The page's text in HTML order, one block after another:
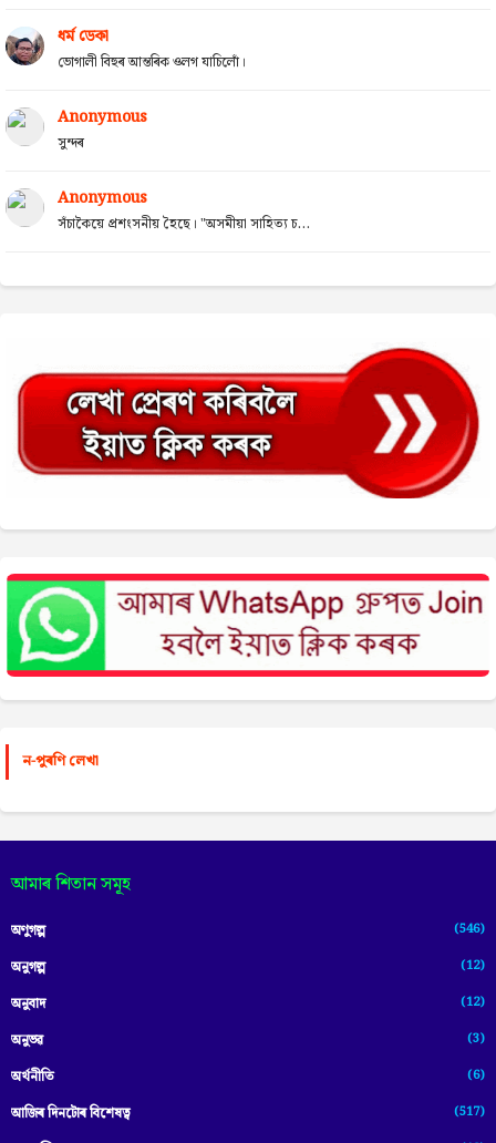
ধৰ্ম ডেকা
ভোগালী বিহুৰ আন্তৰিক ওলগ যাচিলোঁ।
Anonymous
সুন্দৰ
Anonymous
সঁচাকৈয়ে প্ৰশংসনীয় হৈছে। "অসমীয়া সাহিত্য চ...
ন-পুৰণি লেখা
আমাৰ শিতান সমূহ
অণুগল্প (546)
অনুগল্প (12)
অনুবাদ (12)
অনুভৱ (3)
অৰ্থনীতি (6)
আজিৰ দিনটোৰ বিশেষত্ব (517)